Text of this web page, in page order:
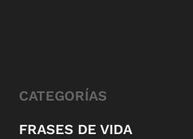
CATEGORÍAS
FRASES DE VIDA